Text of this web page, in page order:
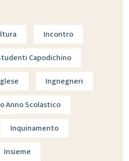
Incontro
Capodichino
Ingnegneri
Anno Scolastico
Inquinamento
Insieme